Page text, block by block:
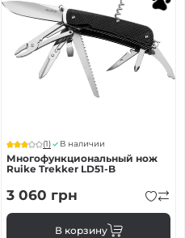
(1) В наличии
Многофункциональный нож
Ruike Trekker LD51-B
3 060 грн
В корзину